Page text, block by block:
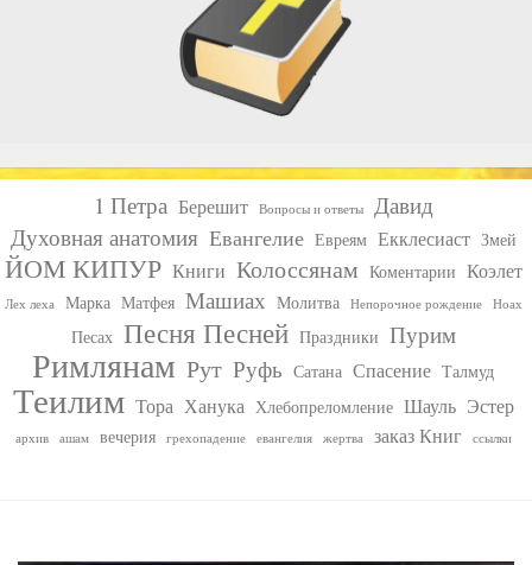
1 Петра Берешит Вопросы и ответы
Давид
Духовная анатомия Евангелие Евреям Екклесиаст Змей
ЙОМ КИПУР Книги Колоссянам Коментарии Коэлет
Лех леха Марка Матфея Машиах Молитва Непорочное рождение Ноах
Песах Песня Песней Праздники Пурим
Римлянам Рут Руфь Сатана Спасение Талмуд
Теилим Тора Ханука Хлебопреломление Шауль Эстер
архив ашам вечерия грехопадение евангелия жертва заказ Книг ссылки